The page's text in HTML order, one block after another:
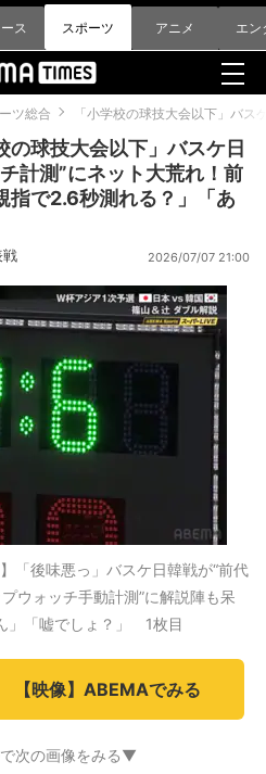
ス スポーツ アニメ エン
ツ総合 「小学校の球技大会以下」バ
の球技大会以下」バスケ日
計測”にネット大荒れ！前
指で2.6秒測れる？」「あ
戦 2026/07/07 21:00
「後味悪っ」バスケ日韓戦が“前代
ウォッチ手動計測”に解説陣も呆
」「嘘でしょ？」 1枚目
【映像】ABEMAでみる
次の画像をみる▼